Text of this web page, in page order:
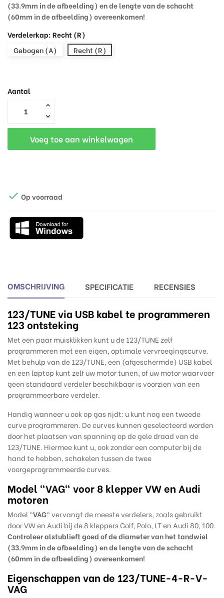
(33.9mm in de afbeelding) en de lengte van de schacht
(60mm in de afbeelding) overeenkomen!
Verdelerkap: Recht (R)
Gebogen (A)
Recht (R)
Aantal
Voeg toe aan winkelwagen
 Op voorraad
OMSCHRIJVING SPECIFICATIE RECENSIES
123/TUNEvia USB kabel te programmeren
123 ontsteking
Met een paar muisklikken kunt u de 123/TUNE zelf
programmeren met een eigen, optimale vervroegingscurve.
Met behulp van de 123/TUNE, een (afgeschermde) USB kabel
en een laptop kunt zelf uw motor tunen, of uw motor waarvoor
geen standaard verdeler beschikbaar is voorzien van een
programmeerbare verdeler.
Handig wanneer u ook op gas rijdt: u kunt nog een tweede
curve programmeren. De curves kunnen geselecteerd worden
door het plaatsen van spanning op de gele draad van de
123/TUNE. Hiermee kunt u, ook zonder een computer bij de
hand te hebben, schakelen tussen de twee
voorgeprogrammeerde curves.
Model "VAG" voor 8 klepper VW en Audi
motoren
Model "VAG" vervangt de meeste verdelers, zoals gebruikt
door VW en Audi bij de 8 kleppers Golf, Polo, LT en Audi 80, 100.
Controleer alstublieft goed of de diameter van het tandwiel
(33.9mm in de afbeelding) en de lengte van de schacht
(60mm in de afbeelding) overeenkomen!
Eigenschappen van de 123/TUNE-4-R-V-
VAG